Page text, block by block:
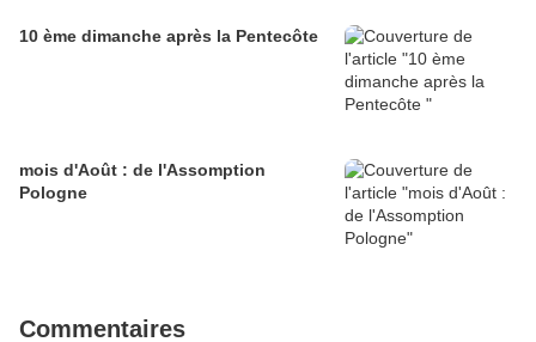
10 ème dimanche après la Pentecôte
mois d'Août : de l'Assomption
Pologne
Commentaires